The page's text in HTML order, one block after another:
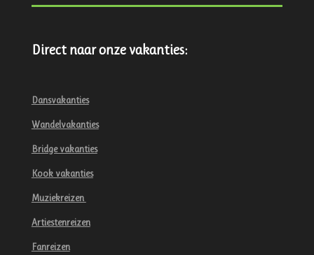
Direct naar onze vakanties:
Dansvakanties
Wandelvakanties
Bridge vakanties
Kook vakanties
Muziekreizen
Artiestenreizen
Fanreizen